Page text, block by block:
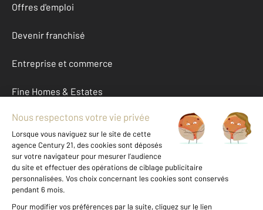
Offres d'emploi
Devenir franchisé
Entreprise et commerce
Fine Homes & Estates
À propos
International
Nous contacter